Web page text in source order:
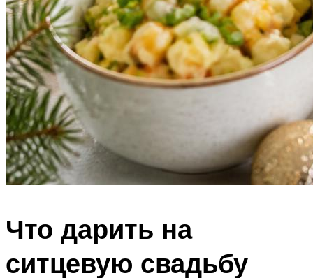
Что дарить на
ситцевую свадьбу